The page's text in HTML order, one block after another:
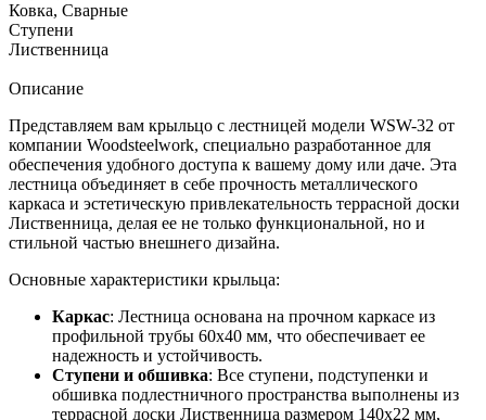
Ковка, Сварные
Ступени
Лиственница
Описание
Представляем вам крыльцо с лестницей модели WSW-32 от
компании Woodsteelwork, специально разработанное для
обеспечения удобного доступа к вашему дому или даче. Эта
лестница объединяет в себе прочность металлического
каркаса и эстетическую привлекательность террасной доски
Лиственница, делая ее не только функциональной, но и
стильной частью внешнего дизайна.
Основные характеристики крыльца:
Каркас: Лестница основана на прочном каркасе из
профильной трубы 60х40 мм, что обеспечивает ее
надежность и устойчивость.
Ступени и обшивка: Все ступени, подступенки и
обшивка подлестничного пространства выполнены из
террасной доски Лиственница размером 140х22 мм,